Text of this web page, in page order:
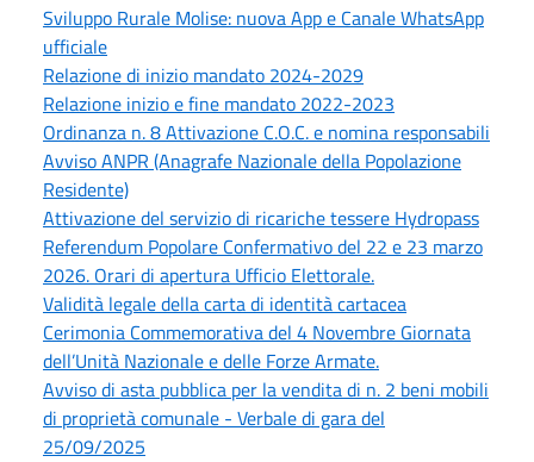
Sviluppo Rurale Molise: nuova App e Canale WhatsApp
ufficiale
Relazione di inizio mandato 2024-2029
Relazione inizio e fine mandato 2022-2023
Ordinanza n. 8 Attivazione C.O.C. e nomina responsabili
Avviso ANPR (Anagrafe Nazionale della Popolazione
Residente)
Attivazione del servizio di ricariche tessere Hydropass
Referendum Popolare Confermativo del 22 e 23 marzo
2026. Orari di apertura Ufficio Elettorale.
Validità legale della carta di identità cartacea
Cerimonia Commemorativa del 4 Novembre Giornata
dell’Unità Nazionale e delle Forze Armate.
Avviso di asta pubblica per la vendita di n. 2 beni mobili
di proprietà comunale - Verbale di gara del
25/09/2025